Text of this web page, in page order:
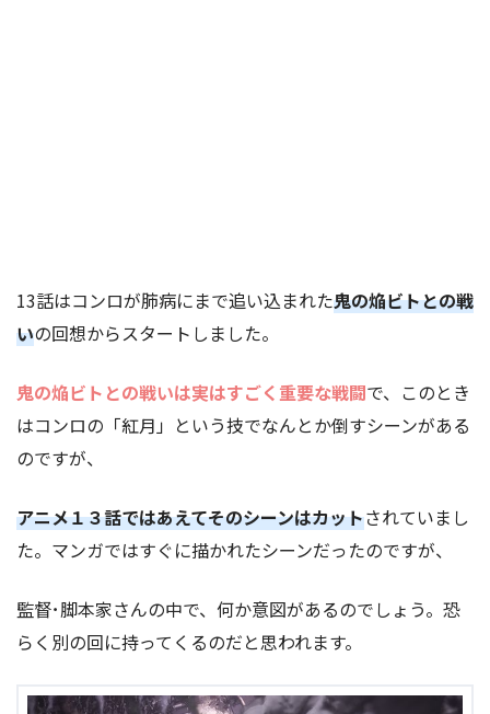
13話はコンロが肺病にまで追い込まれた鬼の焔ビトとの戦
いの回想からスタートしました。
鬼の焔ビトとの戦いは実はすごく重要な戦闘で、このとき
はコンロの「紅月」という技でなんとか倒すシーンがある
のですが、
アニメ１３話ではあえてそのシーンはカットされていまし
た。マンガではすぐに描かれたシーンだったのですが、
監督･脚本家さんの中で、何か意図があるのでしょう。恐
らく別の回に持ってくるのだと思われます。